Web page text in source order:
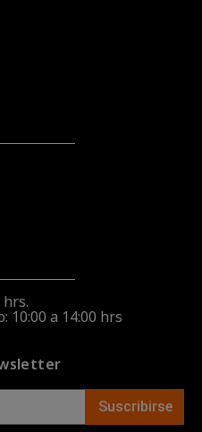
hrs.
10:00 a 14:00 hrs
Suscribirse